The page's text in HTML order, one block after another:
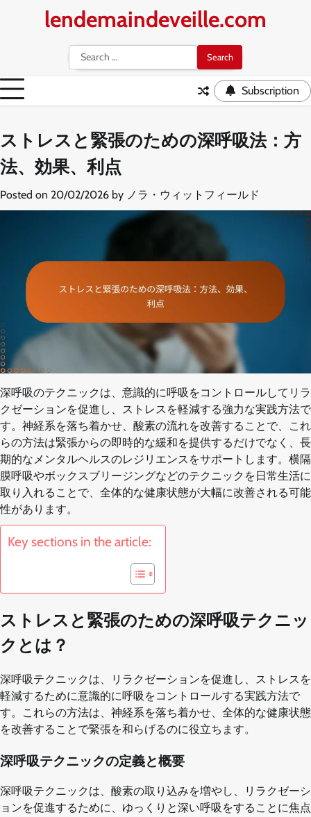
lendemaindeveille.com
Search
for:
Subscription
ストレスと緊張のための深呼吸法：方
法、効果、利点
Posted on 20/02/2026 by ノラ・ウィットフィールド
深呼吸のテクニックは、意識的に呼吸をコントロールしてリラ
クゼーションを促進し、ストレスを軽減する強力な実践方法で
す。神経系を落ち着かせ、酸素の流れを改善することで、これ
らの方法は緊張からの即時的な緩和を提供するだけでなく、長
期的なメンタルヘルスのレジリエンスをサポートします。横隔
膜呼吸やボックスブリージングなどのテクニックを日常生活に
取り入れることで、全体的な健康状態が大幅に改善される可能
性があります。
Key sections in the article:
ストレスと緊張のための深呼吸テクニッ
クとは？
深呼吸テクニックは、リラクゼーションを促進し、ストレスを
軽減するために意識的に呼吸をコントロールする実践方法で
す。これらの方法は、神経系を落ち着かせ、全体的な健康状態
を改善することで緊張を和らげるのに役立ちます。
深呼吸テクニックの定義と概要
深呼吸テクニックは、酸素の取り込みを増やし、リラクゼーシ
ョンを促進するために、ゆっくりと深い呼吸をすることに焦点